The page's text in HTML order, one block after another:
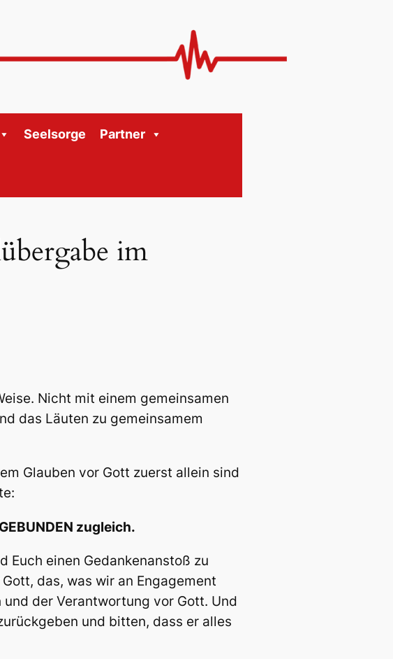
Seelsorge Partner
im
Nicht mit einem gemeinsamen
das Läuten zu gemeinsamem
Glauben vor Gott zuerst allein sind
zugleich.
Euch einen Gedankenanstoß zu
das, was wir an Engagement
der Verantwortung vor Gott. Und
und bitten, dass er alles